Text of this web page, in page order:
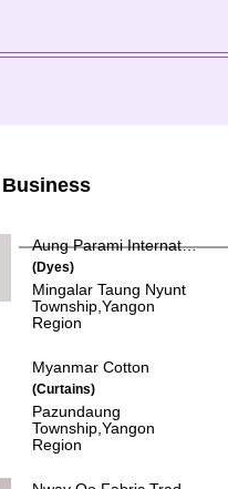
Aung Parami International Trading Co., Ltd.
(Dyes)
Mingalar Taung Nyunt
Township,Yangon
Region
Myanmar Cotton
(Curtains)
Pazundaung
Township,Yangon
Region